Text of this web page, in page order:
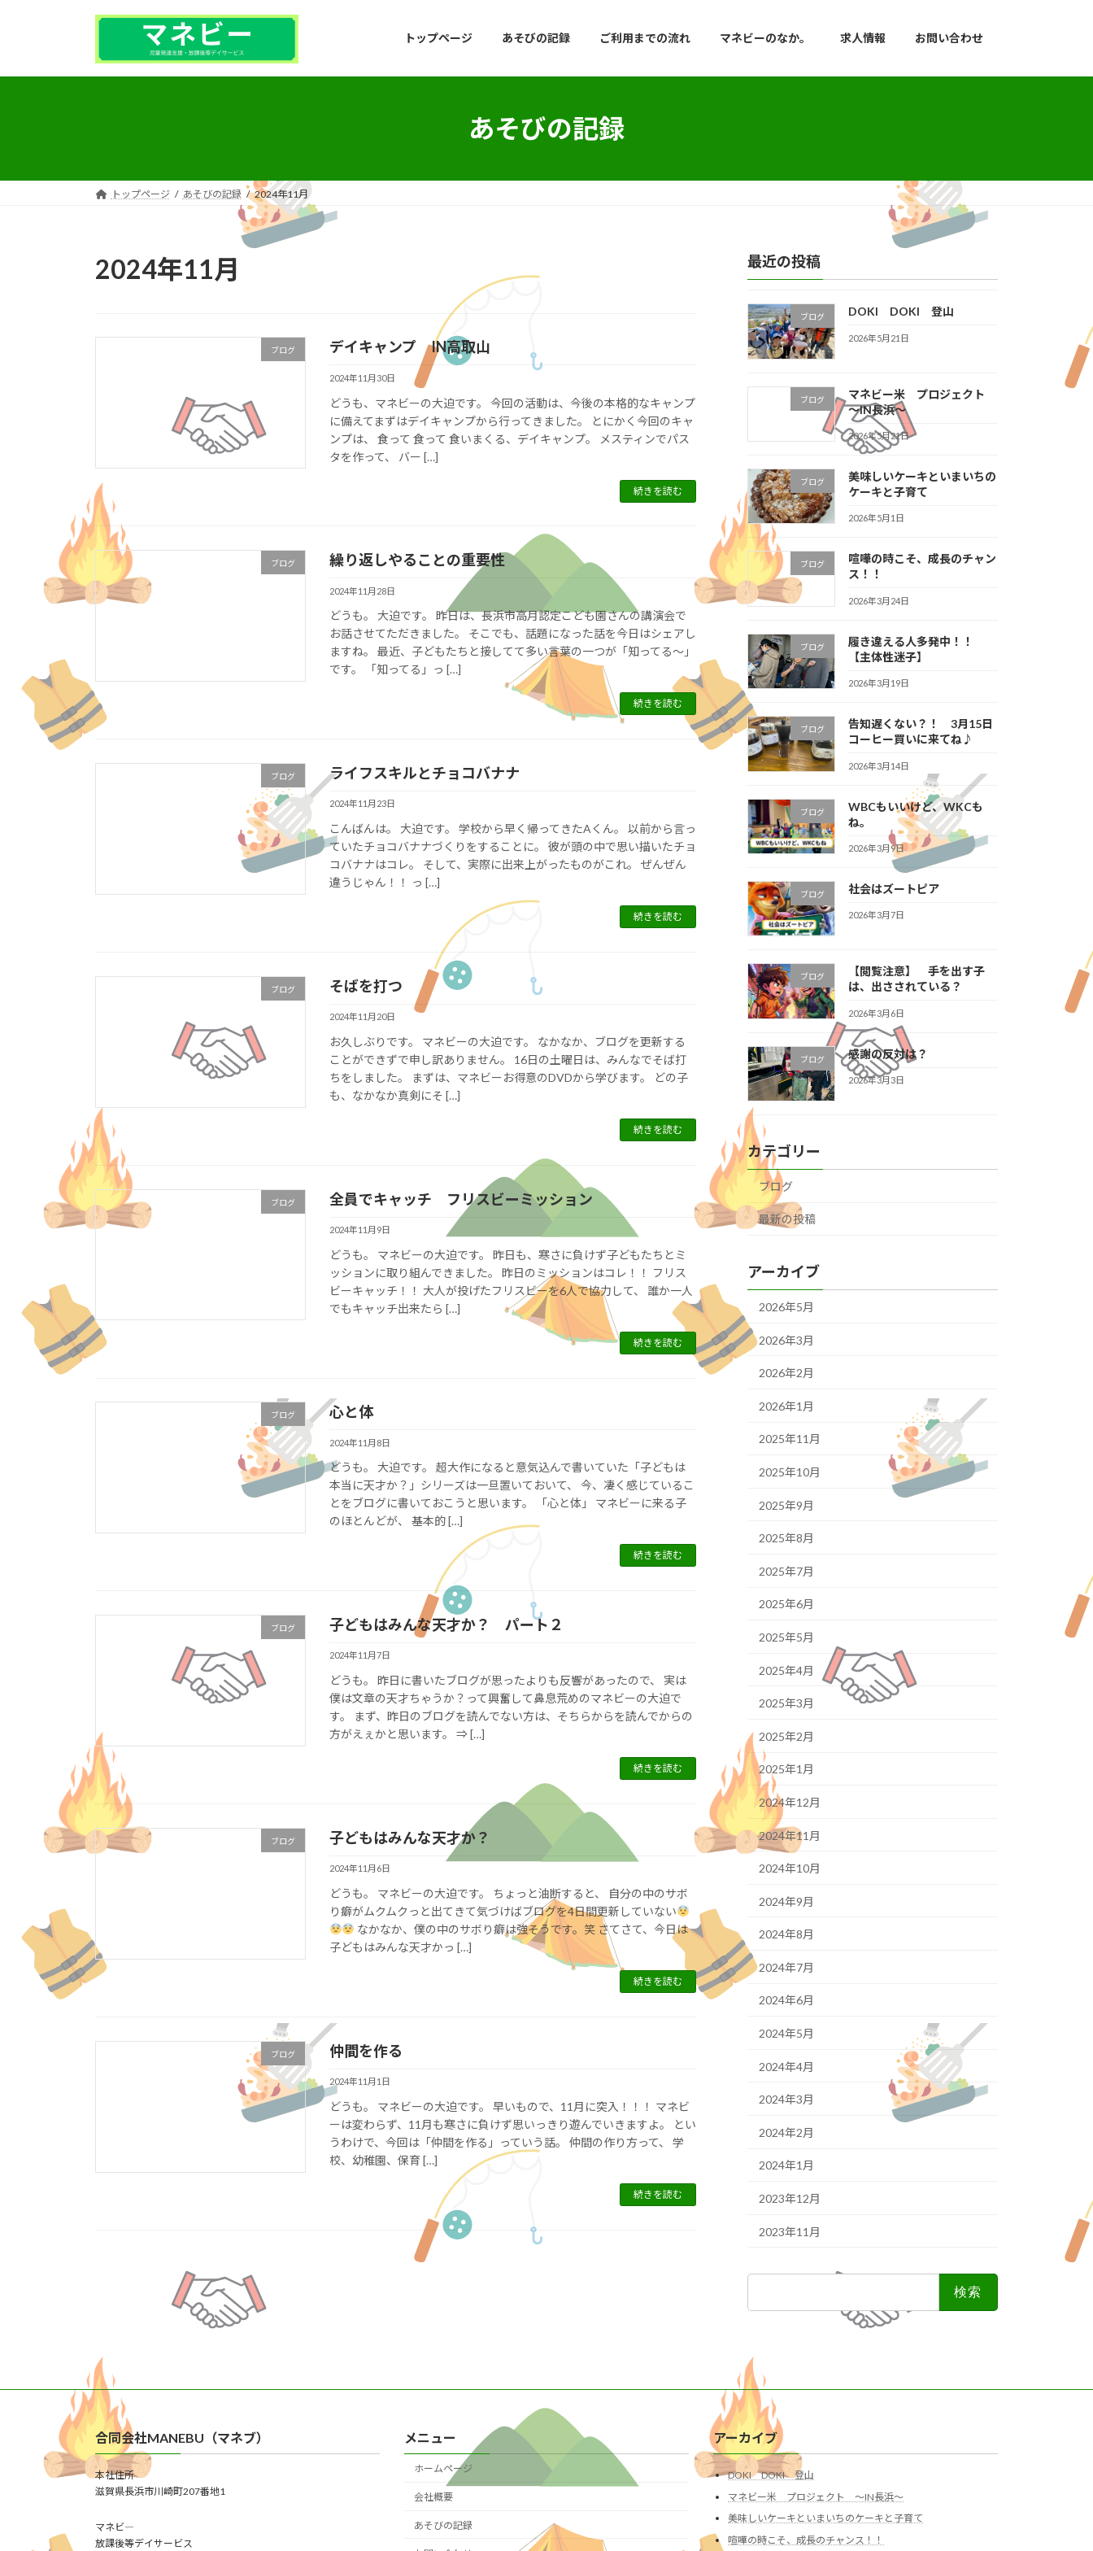
プ
動
トップページ あそびの記録 ご利用までの流れ マネビーのなか。 求人情報 お問い合わせ
あそびの記録
トップページ あそびの記録 2024年11月
2024年11月
ブログ デイキャンプ IN高取山
2024年11月30日
どうも、マネビーの大迫です。 今回の活動は、今後の本格的なキャンプ
に備えてまずはデイキャンプから行ってきました。 とにかく今回のキャ
ンプは、 食って 食って 食いまくる、デイキャンプ。 メスティンでパス
タを作って、 バー […]
続きを読む
ブログ 繰り返しやることの重要性
2024年11月28日
どうも。 大迫です。 昨日は、長浜市高月認定こども園さんの講演会で
お話させてただきました。 そこでも、話題になった話を今日はシェアし
ますね。 最近、子どもたちと接してて多い言葉の一つが「知ってる～」
です。 「知ってる」っ […]
続きを読む
ブログ ライフスキルとチョコバナナ
2024年11月23日
こんばんは。 大迫です。 学校から早く帰ってきたAくん。 以前から言っ
ていたチョコバナナづくりをすることに。 彼が頭の中で思い描いたチョ
コバナナはコレ。 そして、実際に出来上がったものがこれ。 ぜんぜん
違うじゃん！！ っ […]
続きを読む
ブログ そばを打つ
2024年11月20日
お久しぶりです。 マネビーの大迫です。 なかなか、ブログを更新する
ことができずで申し訳ありません。 16日の土曜日は、みんなでそば打
ちをしました。 まずは、マネビーお得意のDVDから学びます。 どの子
も、なかなか真剣にそ […]
続きを読む
ブログ 全員でキャッチ フリスビーミッション
2024年11月9日
どうも。 マネビーの大迫です。 昨日も、寒さに負けず子どもたちとミ
ッションに取り組んできました。 昨日のミッションはコレ！！ フリス
ビーキャッチ！！ 大人が投げたフリスビーを6人で協力して、 誰か一人
でもキャッチ出来たら […]
続きを読む
ブログ 心と体
2024年11月8日
どうも。 大迫です。 超大作になると意気込んで書いていた「子どもは
本当に天才か？」シリーズは一旦置いておいて、 今、凄く感じているこ
とをブログに書いておこうと思います。 「心と体」 マネビーに来る子
のほとんどが、 基本的 […]
続きを読む
ブログ 子どもはみんな天才か？ パート２
2024年11月7日
どうも。 昨日に書いたブログが思ったよりも反響があったので、 実は
僕は文章の天才ちゃうか？って興奮して鼻息荒めのマネビーの大迫で
す。 まず、昨日のブログを読んでない方は、そちらからを読んでからの
方がえぇかと思います。 ⇒ […]
続きを読む
ブログ 子どもはみんな天才か？
2024年11月6日
どうも。 マネビーの大迫です。 ちょっと油断すると、 自分の中のサボ
り癖がムクムクっと出てきて気づけばブログを4日間更新していない
なかなか、僕の中のサボり癖は強そうです。笑 さてさて、今日は
子どもはみんな天才かっ […]
続きを読む
ブログ 仲間を作る
2024年11月1日
どうも。 マネビーの大迫です。 早いもので、11月に突入！！！ マネビ
ーは変わらず、11月も寒さに負けず思いっきり遊んでいきますよ。 とい
うわけで、今回は「仲間を作る」っていう話。 仲間の作り方って、 学
校、幼稚園、保育 […]
続きを読む
最近の投稿
ブログ DOKI DOKI 登山
2026年5月21日
ブログ
マネビー米 プロジェクト
～IN長浜～
2026年5月21日
ブログ
美味しいケーキといまいちの
ケーキと子育て
2026年5月1日
ブログ
喧嘩の時こそ、成長のチャン
ス！！
2026年3月24日
ブログ
履き違える人多発中！！
【主体性迷子】
2026年3月19日
ブログ
告知遅くない？！ 3月15日
コーヒー買いに来てね♪
2026年3月14日
ブログ
WBCもいいけど、WKCも
ね。
2026年3月9日
ブログ 社会はズートピア
2026年3月7日
ブログ
【閲覧注意】 手を出す子
は、出さされている？
2026年3月6日
ブログ 感謝の反対は？
2026年3月3日
カテゴリー
ブログ
最新の投稿
アーカイブ
2026年5月
2026年3月
2026年2月
2026年1月
2025年11月
2025年10月
2025年9月
2025年8月
2025年7月
2025年6月
2025年5月
2025年4月
2025年3月
2025年2月
2025年1月
2024年12月
2024年11月
2024年10月
2024年9月
2024年8月
2024年7月
2024年6月
2024年5月
2024年4月
2024年3月
2024年2月
2024年1月
2023年12月
2023年11月
合同会社MANEBU（マネブ）
本社住所
滋賀県長浜市川崎町207番地1
マネビ―
放課後等デイサービス
メニュー
ホームページ
会社概要
あそびの記録
アーカイブ
DOKI DOKI 登山
マネビー米 プロジェクト ～IN長浜～
美味しいケーキといまいちのケーキと子育て
喧嘩の時こそ、成長のチャンス！！